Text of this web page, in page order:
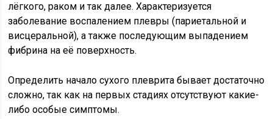
лёгкого, раком и так далее. Характеризуется
заболевание воспалением плевры (париетальной и
висцеральной), а также последующим выпадением
фибрина на её поверхность.
Определить начало сухого плеврита бывает достаточно
сложно, так как на первых стадиях отсутствуют какие-
либо особые симптомы.